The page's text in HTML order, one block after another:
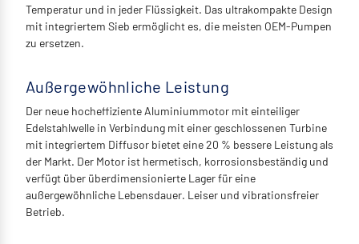
Temperatur und in jeder Flüssigkeit. Das ultrakompakte Design
mit integriertem Sieb ermöglicht es, die meisten OEM-Pumpen
zu ersetzen.
Außergewöhnliche Leistung
Der neue hocheffiziente Aluminiummotor mit einteiliger
Edelstahlwelle in Verbindung mit einer geschlossenen Turbine
mit integriertem Diffusor bietet eine 20 % bessere Leistung als
der Markt. Der Motor ist hermetisch, korrosionsbeständig und
verfügt über überdimensionierte Lager für eine
außergewöhnliche Lebensdauer. Leiser und vibrationsfreier
Betrieb.